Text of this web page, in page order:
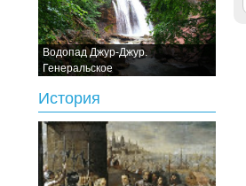
Водопад Джур-Джур.
Генеральское
История